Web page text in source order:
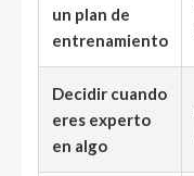
un plan de
entrenamiento
Decidir cuando
eres experto
en algo